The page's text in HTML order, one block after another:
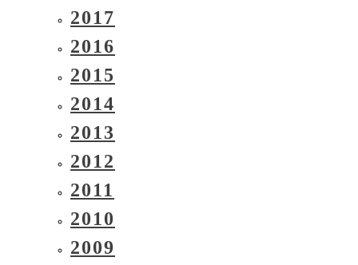
2017
2016
2015
2014
2013
2012
2011
2010
2009